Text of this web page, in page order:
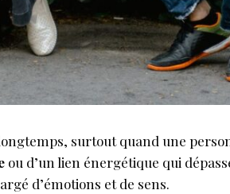
surtout quand une
ou d’un lien énergétique qui
d’émotions et de sens.